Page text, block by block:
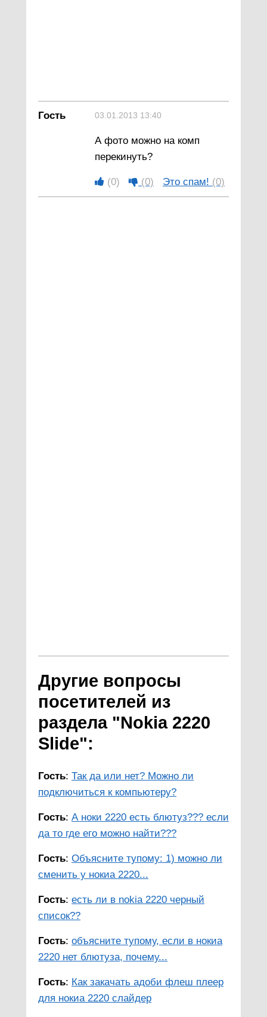
Гость 03.01.2013 13:40
А фото можно на комп
перекинуть?
(0) (0) Это спам! (0)
Другие вопросы
посетителей из
раздела "Nokia 2220
Slide":
Гость: Так да или нет? Можно ли
подключиться к компьютеру?
Гость: А ноки 2220 есть блютуз??? если
да то где его можно найти???
Гость: Объясните тупому: 1) можно ли
сменить у нокиа 2220...
Гость: есть ли в nokia 2220 черный
список??
Гость: объясните тупому, если в нокиа
2220 нет блютуза, почему...
Гость: Как закачать адоби флеш плеер
для нокиа 2220 слайдер